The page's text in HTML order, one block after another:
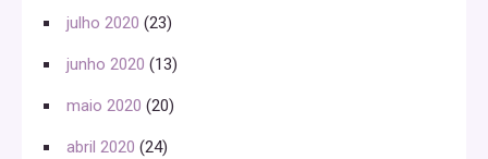
julho 2020 (23)
junho 2020 (13)
maio 2020 (20)
abril 2020 (24)